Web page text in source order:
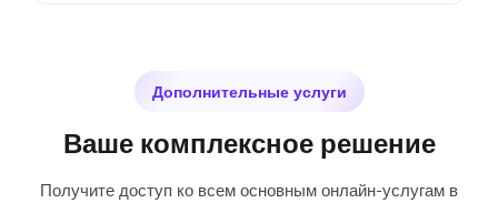
Дополнительные услуги
Ваше комплексное решение
Получите доступ ко всем основным онлайн-услугам в